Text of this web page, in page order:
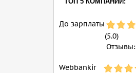
До зарплаты
(5.0)
Отзывы:
Webbankir